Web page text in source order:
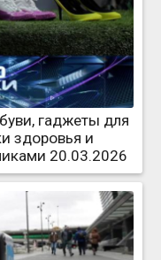
гаджеты для
здоровья и
20.03.2026